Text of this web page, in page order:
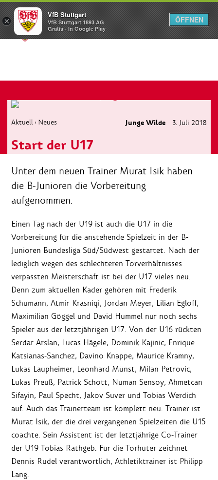
Menü
Aktuell › Neues Junge Wilde 3. Juli 2018
Start der U17
Unter dem neuen Trainer Murat Isik haben
die B-Junioren die Vorbereitung
aufgenommen.
Einen Tag nach der U19 ist auch die U17 in die
Vorbereitung für die anstehende Spielzeit in der B-
Junioren Bundesliga Süd/Südwest gestartet. Nach der
lediglich wegen des schlechteren Torverhältnisses
verpassten Meisterschaft ist bei der U17 vieles neu.
Denn zum aktuellen Kader gehören mit Frederik
Schumann, Atmir Krasniqi, Jordan Meyer, Lilian Egloff,
Maximilian Göggel und David Hummel nur noch sechs
Spieler aus der letztjährigen U17. Von der U16 rückten
Serdar Arslan, Lucas Hägele, Dominik Kajinic, Enrique
Katsianas-Sanchez, Davino Knappe, Maurice Kramny,
Lukas Laupheimer, Leonhard Münst, Milan Petrovic,
Lukas Preuß, Patrick Schott, Numan Sensoy, Ahmetcan
Sifayin, Paul Specht, Jakov Suver und Tobias Werdich
auf. Auch das Trainerteam ist komplett neu. Trainer ist
Murat Isik, der die drei vergangenen Spielzeiten die U15
coachte. Sein Assistent ist der letztjährige Co-Trainer
der U19 Tobias Rathgeb. Für die Torhüter zeichnet
Dennis Rudel verantwortlich, Athletiktrainer ist Philipp
Lang.
×
VfB Stuttgart
VfB Stuttgart 1893 AG
Gratis - In Google Play
ÖFFNEN